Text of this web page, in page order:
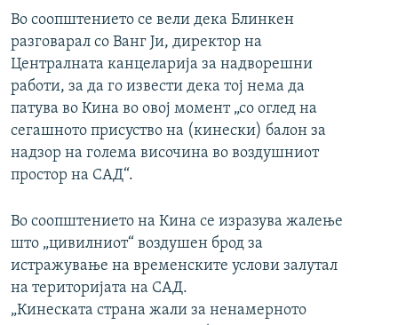
Во соопштението се вели дека Блинкен
разговарал со Ванг Ји, директор на
Централната канцеларија за надворешни
работи, за да го извести дека тој нема да
патува во Кина во овој момент „со оглед на
сегашното присуство на (кинески) балон за
надзор на голема височина во воздушниот
простор на САД“.
Во соопштението на Кина се изразува жалење
што „цивилниот“ воздушен брод за
истражување на временските услови залутал
на територијата на САД.
„Кинеската страна жали за ненамерното